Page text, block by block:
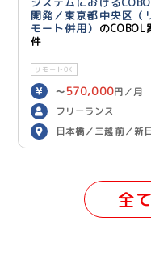
開発／東京都中央区（
モート併用） のCOBOL
件
リモートOK
〜 570,000円／月
フリーランス
日本橋／三越前／新
本橋（リモート併用
全